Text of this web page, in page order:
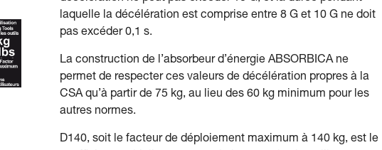
laquelle la décélération est comprise entre 8 G et 10 G ne doit
pas excéder 0,1 s.
La construction de l’absorbeur d’énergie ABSORBICA ne
permet de respecter ces valeurs de décélération propres à la
CSA qu’à partir de 75 kg, au lieu des 60 kg minimum pour les
autres normes.
D140, soit le facteur de déploiement maximum à 140 kg, est le